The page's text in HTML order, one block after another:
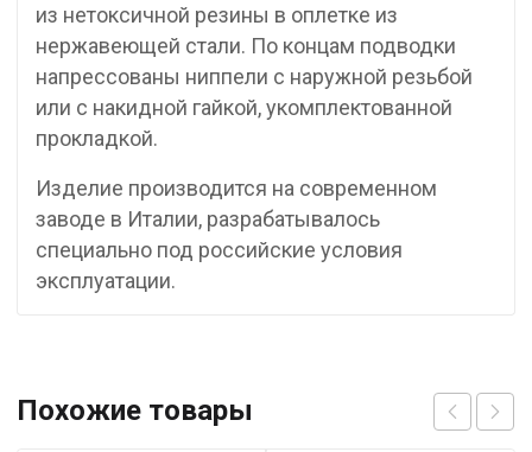
из нетоксичной резины в оплетке из
нержавеющей стали. По концам подводки
напрессованы ниппели с наружной резьбой
или с накидной гайкой, укомплектованной
прокладкой.
Изделие производится на современном
заводе в Италии, разрабатывалось
специально под российские условия
эксплуатации.
Похожие товары